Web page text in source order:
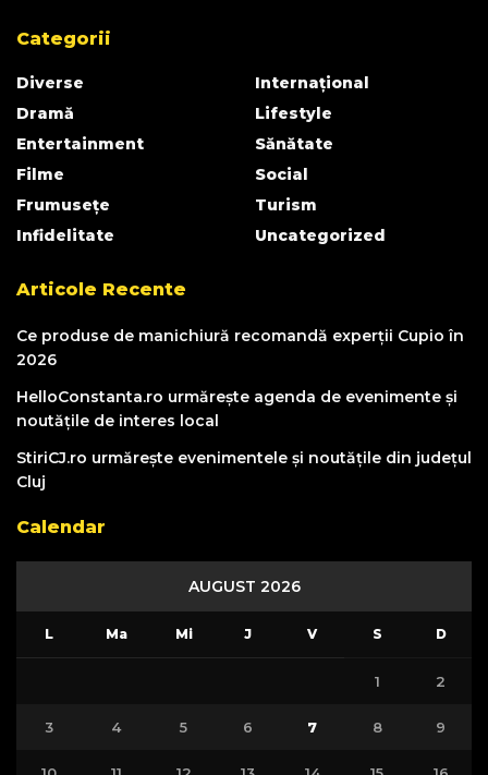
Categorii
Diverse
Dramă
Entertainment
Filme
Frumusețe
Infidelitate
Internațional
Lifestyle
Sănătate
Social
Turism
Uncategorized
Articole Recente
Ce produse de manichiură recomandă experții Cupio în
2026
HelloConstanta.ro urmărește agenda de evenimente și
noutățile de interes local
StiriCJ.ro urmărește evenimentele și noutățile din județul
Cluj
Calendar
AUGUST 2026
L Ma Mi J V S D
1 2
3 4 5 6 7 8 9